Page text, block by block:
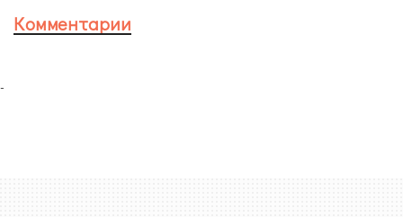
Комментарии
-